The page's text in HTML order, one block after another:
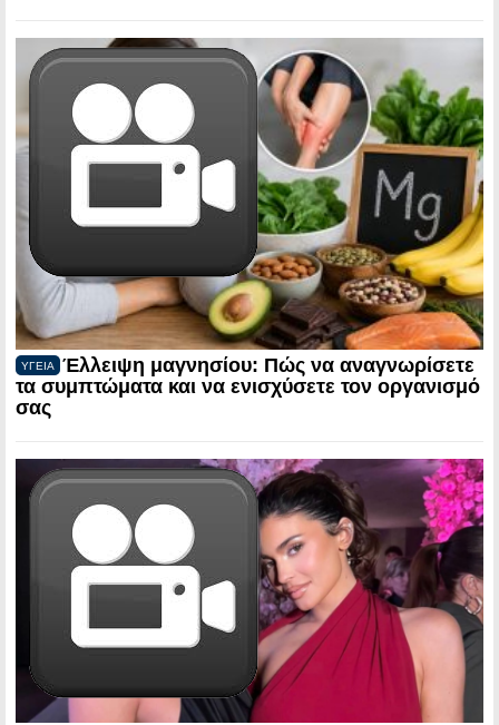
ΥΓΕΙΑ
Έλλειψη μαγνησίου: Πώς να αναγνωρίσετε
τα συμπτώματα και να ενισχύσετε τον οργανισμό
σας